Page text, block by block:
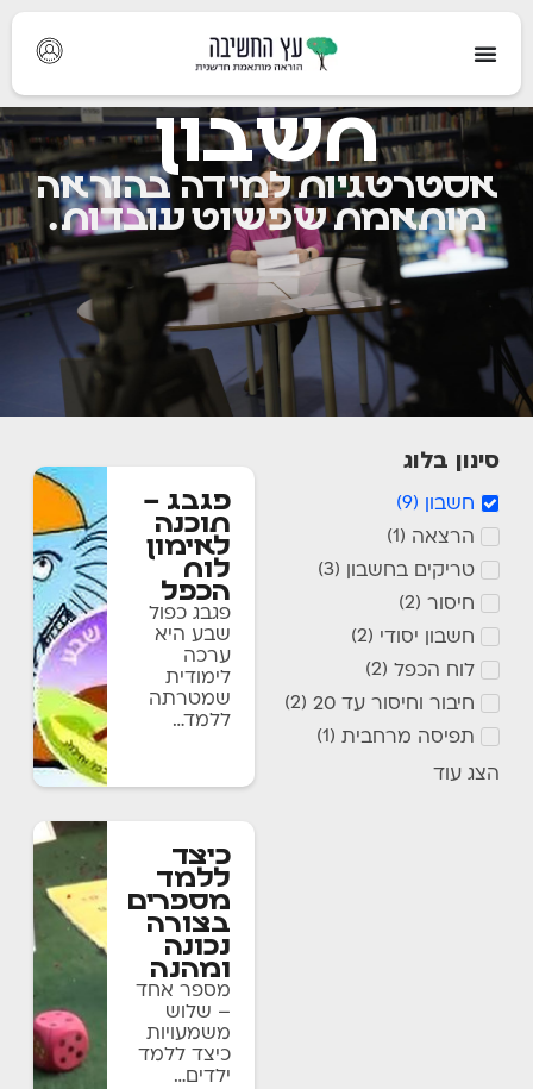
חשבון
אסטרטגיות למידה בהוראה
מותאמת שפשוט עובדות.
סינון בלוג
חשבון (
9
)
הרצאה (
1
)
טריקים בחשבון (
3
)
חיסור (
2
)
חשבון יסודי (
2
)
לוח הכפל (
2
)
חיבור וחיסור עד 20 (
2
)
תפיסה מרחבית (
1
)
הצג עוד
פגבג –
תוכנה
לאימון
לוח
הכפל
פגבג כפול
שבע היא
ערכה
לימודית
שמטרתה
ללמד…
כיצד
ללמד
מספרים
בצורה
נכונה
ומהנה
מספר אחד
– שלוש
משמעויות
כיצד ללמד
ילדים…